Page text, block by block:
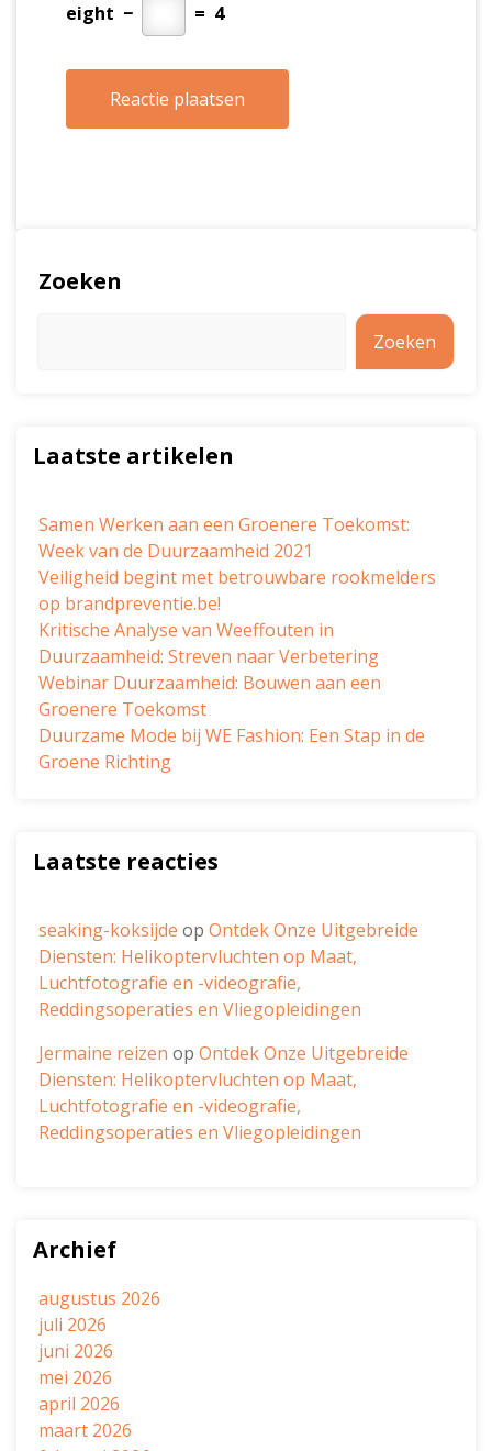
eight − = 4
Zoeken
Zoeken
Laatste artikelen
Samen Werken aan een Groenere Toekomst:
Week van de Duurzaamheid 2021
Veiligheid begint met betrouwbare rookmelders
op brandpreventie.be!
Kritische Analyse van Weeffouten in
Duurzaamheid: Streven naar Verbetering
Webinar Duurzaamheid: Bouwen aan een
Groenere Toekomst
Duurzame Mode bij WE Fashion: Een Stap in de
Groene Richting
Laatste reacties
seaking-koksijde op Ontdek Onze Uitgebreide
Diensten: Helikoptervluchten op Maat,
Luchtfotografie en -videografie,
Reddingsoperaties en Vliegopleidingen
Jermaine reizen op Ontdek Onze Uitgebreide
Diensten: Helikoptervluchten op Maat,
Luchtfotografie en -videografie,
Reddingsoperaties en Vliegopleidingen
Archief
augustus 2026
juli 2026
juni 2026
mei 2026
april 2026
maart 2026